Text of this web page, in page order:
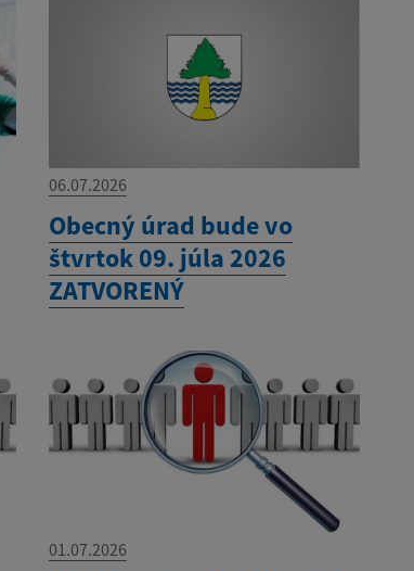
06.07.2026
Obecný úrad bude vo
štvrtok 09. júla 2026
ZATVORENÝ
01.07.2026